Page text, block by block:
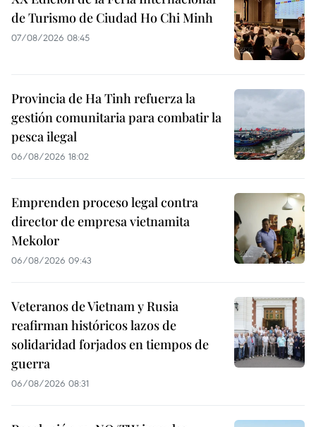
de Turismo de Ciudad Ho Chi Minh
07/08/2026 08:45
Provincia de Ha Tinh refuerza la
gestión comunitaria para combatir la
pesca ilegal
06/08/2026 18:02
Emprenden proceso legal contra
director de empresa vietnamita
Mekolor
06/08/2026 09:43
Veteranos de Vietnam y Rusia
reafirman históricos lazos de
solidaridad forjados en tiempos de
guerra
06/08/2026 08:31